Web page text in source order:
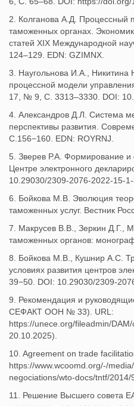
2. Колганова А.Д. Процессный
таможенных органах.
статей XIX Международной
124–129. EDN: GZIMNX.
3. Наугольнова И.А., Никитина
процессной модели
17, № 9, С. 3313–3330. DOI:
4. Александров Д.Л. Система
перспективы развития.
С.156−160. EDN: ROYRNJ.
5. Зверев Р.А. Формирование и
Центре электронного
10.29030/2309-2076-2022-15-
6. Бойкова М.В. Эволюция
таможенных услуг. Вестник
7. Макрусев В.В., Зеркин Д.Г.,
таможенных органов:
8. Бойкова М.В., Кушнир А.С.
условиях развития центров
39−50. DOI: 10.29030/2309-
9. Рекомендация и
СЕФАКТ ООН № 33). URL:
https://unece.org/fileadmin/
20.10.2025).
10. Agreement on trade
https://www.wcoomd.org/-/
negociations/wto-docs/tntf/
11. Решение Высшего совета